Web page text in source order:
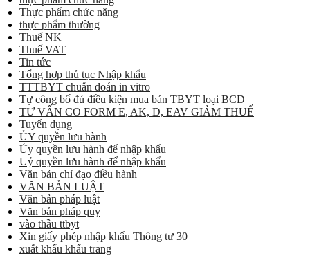
Thực phẩm chức năng
thực phẩm thường
Thuế NK
Thuế VAT
Tin tức
Tổng hợp thủ tục Nhập khẩu
TTTBYT chuẩn đoán in vitro
Tự công bố đủ điều kiện mua bán TBYT loại BCD
TƯ VẤN CO FORM E, AK, D, EAV GIẢM THUẾ
Tuyển dụng
ỦY quyền lưu hành
Ủy quyền lưu hành để nhập khẩu
Uỷ quyền lưu hành để nhập khẩu
Văn bản chỉ đạo điều hành
VĂN BẢN LUẬT
Văn bản pháp luật
Văn bản pháp quy
vào thầu ttbyt
Xin giấy phép nhập khẩu Thông tư 30
xuất khẩu khẩu trang